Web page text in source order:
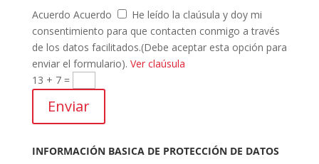
Acuerdo Acuerdo
He leído la claúsula y doy mi
consentimiento para que contacten conmigo a través
de los datos facilitados.(Debe aceptar esta opción para
enviar el formulario). Ver claúsula
13 + 7=
Enviar
INFORMACIÓN BASICA DE PROTECCIÓN DE DATOS